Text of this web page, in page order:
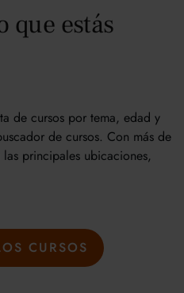
que estás
de cursos por tema, edad y
de cursos. Con más de
principales ubicaciones,
CURSOS